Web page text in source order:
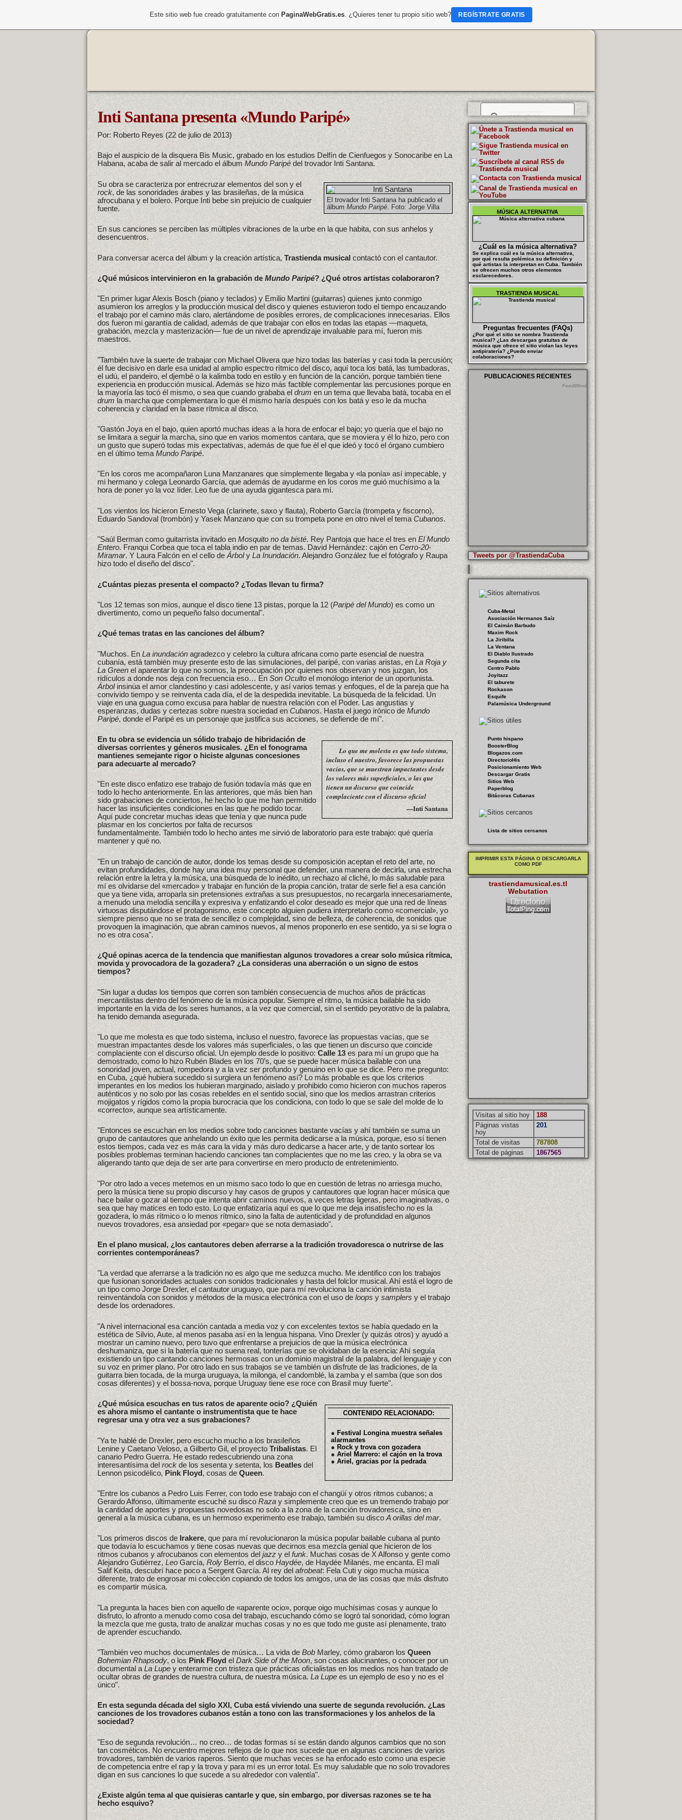
Inti Santana presenta «Mundo Paripé»
Por: Roberto Reyes (22 de julio de 2013)
Bajo el auspicio de la disquera Bis Music, grabado en los estudios Delfín de Cienfuegos y Sonocaribe en La
Habana, acaba de salir al mercado el álbumMundo Paripédel trovador Inti Santana.
El trovador Inti Santana ha publicado el
álbum Mundo Paripé . Foto: Jorge Villa
Su obra se caracteriza por entrecruzar elementos del son y el
rock, de las sonoridades árabes y las brasileñas, de la música
afrocubana y el bolero. Porque Inti bebe sin prejuicio de cualquier
fuente.
En sus canciones se perciben las múltiples vibraciones de la urbe en la que habita, con sus anhelos y
desencuentros.
Para conversar acerca del álbum y la creación artística,Trastienda musicalcontactó con el cantautor.
¿Qué músicos intervinieron en la grabación deMundo Paripé? ¿Qué otros artistas colaboraron?
"En primer lugar Alexis Bosch (piano y teclados) y Emilio Martini (guitarras) quienes junto conmigo
asumieron los arreglos y la producción musical del disco y quienes estuvieron todo el tiempo encauzando
el trabajo por el camino más claro, alertándome de posibles errores, de complicaciones innecesarias. Ellos
dos fueron mi garantía de calidad, además de que trabajar con ellos en todas las etapas —maqueta,
grabación, mezcla y masterización— fue de un nivel de aprendizaje invaluable para mí, fueron mis
maestros.
"También tuve la suerte de trabajar con Michael Olivera que hizo todas las baterías y casi toda la percusión;
él fue decisivo en darle esa unidad al amplio espectro rítmico del disco, aquí toca los batá, las tumbadoras,
el udú, el pandeiro, el djembé o la kalimba todo en estilo y en función de la canción, porque también tiene
experiencia en producción musical. Además se hizo más factible complementar las percusiones porque en
la mayoría las tocó él mismo, o sea que cuando grababa eldrumen un tema que llevaba batá, tocaba en el
drum la marcha que complementara lo que él mismo haría después con los batá y eso le da mucha
coherencia y claridad en la base rítmica al disco.
"Gastón Joya en el bajo, quien aportó muchas ideas a la hora de enfocar el bajo; yo quería que el bajo no
se limitara a seguir la marcha, sino que en varios momentos cantara, que se moviera y él lo hizo, pero con
un gusto que superó todas mis expectativas, además de que fue él el que ideó y tocó el órgano cumbiero
en el último temaMundo Paripé.
"En los coros me acompañaron Luna Manzanares que simplemente llegaba y «la ponía» así impecable, y
mi hermano y colega Leonardo García, que además de ayudarme en los coros me guió muchísimo a la
hora de poner yo la voz líder. Leo fue de una ayuda gigantesca para mí.
"Los vientos los hicieron Ernesto Vega (clarinete, saxo y flauta), Roberto García (trompeta y fiscorno),
Eduardo Sandoval (trombón) y Yasek Manzano que con su trompeta pone en otro nivel el temaCubanos.
"Saúl Berman como guitarrista invitado enMosquito no da bisté. Rey Pantoja que hace el tres enEl Mundo
Entero. Franqui Corbea que toca el tabla indio en par de temas. David Hernández: cajón enCerro-20-
Miramar. Y Laura Falcón en el cello deÁrbolyLa Inundación. Alejandro González fue el fotógrafo y Raupa
hizo todo el diseño del disco".
¿Cuántas piezas presenta el compacto? ¿Todas llevan tu firma?
"Los 12 temas son míos, aunque el disco tiene 13 pistas, porque la 12 (Paripé del Mundo) es como un
divertimento, como un pequeño falso documental".
¿Qué temas tratas en las canciones del álbum?
"Muchos. EnLa inundaciónagradezco y celebro la cultura africana como parte esencial de nuestra
cubanía, está también muy presente esto de las simulaciones, del paripé, con varias aristas, enLa Roja y
La Greenel aparentar lo que no somos, la preocupación por quienes nos observan y nos juzgan, los
ridículos a donde nos deja con frecuencia eso… EnSon Ocultoel monólogo interior de un oportunista.
Árbolinsinúa el amor clandestino y casi adolescente, y así varios temas y enfoques, el de la pareja que ha
convivido tiempo y se reinventa cada día, el de la despedida inevitable. La búsqueda de la felicidad. Un
viaje en una guagua como excusa para hablar de nuestra relación con el Poder. Las angustias y
esperanzas, dudas y certezas sobre nuestra sociedad enCubanos. Hasta el juego irónico deMundo
Paripé, donde el Paripé es un personaje que justifica sus acciones, se defiende de mí".
Lo que me molesta es que todo sistema,
incluso el nuestro, favorece las propuestas
vacías, que se muestran impactantes desde
los valores más superficiales, o las que
tienen un discurso que coincide
complaciente con el discurso oficial
—Inti Santana
En tu obra se evidencia un sólido trabajo de hibridación de
diversas corrientes y géneros musicales. ¿En el fonograma
mantienes semejante rigor o hiciste algunas concesiones
para adecuarte al mercado?
"En este disco enfatizo ese trabajo de fusión todavía más que en
todo lo hecho anteriormente. En las anteriores, que más bien han
sido grabaciones de conciertos, he hecho lo que me han permitido
hacer las insuficientes condiciones en las que he podido tocar.
Aquí pude concretar muchas ideas que tenía y que nunca pude
plasmar en los conciertos por falta de recursos
fundamentalmente. También todo lo hecho antes me sirvió de laboratorio para este trabajo: qué quería
mantener y qué no.
"En un trabajo de canción de autor, donde los temas desde su composición aceptan el reto del arte, no
evitan profundidades, donde hay una idea muy personal que defender, una manera de decirla, una estrecha
relación entre la letra y la música, una búsqueda de lo inédito, un rechazo al cliché, lo más saludable para
mí es olvidarse del «mercado» y trabajar en función de la propia canción, tratar de serle fiel a esa canción
que ya tiene vida, arroparla sin pretensiones extrañas a sus presupuestos, no recargarla innecesariamente,
a menudo una melodía sencilla y expresiva y enfatizando el color deseado es mejor que una red de líneas
virtuosas disputándose el protagonismo, este concepto alguien pudiera interpretarlo como «comercial», yo
siempre pienso que no se trata de sencillez o complejidad, sino de belleza, de coherencia, de sonidos que
provoquen la imaginación, que abran caminos nuevos, al menos proponerlo en ese sentido, ya si se logra o
no es otra cosa".
¿Qué opinas acerca de la tendencia que manifiestan algunos trovadores a crear solo música rítmica,
movida y provocadora de la gozadera? ¿La consideras una aberración o un signo de estos
tiempos?
"Sin lugar a dudas los tiempos que corren son también consecuencia de muchos años de prácticas
mercantilistas dentro del fenómeno de la música popular. Siempre el ritmo, la música bailable ha sido
importante en la vida de los seres humanos, a la vez que comercial, sin el sentido peyorativo de la palabra,
ha tenido demanda asegurada.
"Lo que me molesta es que todo sistema, incluso el nuestro, favorece las propuestas vacías, que se
muestran impactantes desde los valores más superficiales, o las que tienen un discurso que coincide
complaciente con el discurso oficial. Un ejemplo desde lo positivo:Calle 13es para mí un grupo que ha
demostrado, como lo hizo Rubén Blades en los 70’s, que se puede hacer música bailable con una
sonoridad joven, actual, rompedora y a la vez ser profundo y genuino en lo que se dice. Pero me pregunto:
en Cuba, ¿qué hubiera sucedido si surgiera un fenómeno así? Lo más probable es que los criterios
imperantes en los medios los hubieran marginado, aislado y prohibido como hicieron con muchos raperos
auténticos y no solo por las cosas rebeldes en el sentido social, sino que los medios arrastran criterios
mojigatos y rígidos como la propia burocracia que los condiciona, con todo lo que se sale del molde de lo
«correcto», aunque sea artísticamente.
"Entonces se escuchan en los medios sobre todo canciones bastante vacías y ahí también se suma un
grupo de cantautores que anhelando un éxito que les permita dedicarse a la música, porque, eso sí tienen
estos tiempos, cada vez es más cara la vida y más duro dedicarse a hacer arte, y de tanto sortear los
posibles problemas terminan haciendo canciones tan complacientes que no me las creo, y la obra se va
aligerando tanto que deja de ser arte para convertirse en mero producto de entretenimiento.
"Por otro lado a veces metemos en un mismo saco todo lo que en cuestión de letras no arriesga mucho,
pero la música tiene su propio discurso y hay casos de grupos y cantautores que logran hacer música que
hace bailar o gozar al tiempo que intenta abrir caminos nuevos, a veces letras ligeras, pero imaginativas, o
sea que hay matices en todo esto. Lo que enfatizaría aquí es que lo que me deja insatisfecho no es la
gozadera, lo más rítmico o lo menos rítmico, sino la falta de autenticidad y de profundidad en algunos
nuevos trovadores, esa ansiedad por «pegar» que se nota demasiado".
En el plano musical, ¿los cantautores deben aferrarse a la tradición trovadoresca o nutrirse de las
corrientes contemporáneas?
"La verdad que aferrarse a la tradición no es algo que me seduzca mucho. Me identifico con los trabajos
que fusionan sonoridades actuales con sonidos tradicionales y hasta del folclor musical. Ahí está el logro de
un tipo como Jorge Drexler, el cantautor uruguayo, que para mí revoluciona la canción intimista
reinventándola con sonidos y métodos de la música electrónica con el uso de loopsysamplersy el trabajo
desde los ordenadores.
"A nivel internacional esa canción cantada a media voz y con excelentes textos se había quedado en la
estética de Silvio, Aute, al menos pasaba así en la lengua hispana. Vino Drexler (y quizás otros) y ayudó a
mostrar un camino nuevo, pero tuvo que enfrentarse a prejuicios de que la música electrónica
deshumaniza, que si la batería que no suena real, tonterías que se olvidaban de la esencia: Ahí seguía
existiendo un tipo cantando canciones hermosas con un dominio magistral de la palabra, del lenguaje y con
su voz en primer plano. Por otro lado en sus trabajos se ve también un disfrute de las tradiciones, de la
guitarra bien tocada, de la murga uruguaya, la milonga, el candomblé, la zamba y el samba (que son dos
cosas diferentes) y el bossa-nova, porque Uruguay tiene ese roce con Brasil muy fuerte".
CONTENIDO RELACIONADO:
●Festival Longina muestra señales
alarmantes
● Rock y trova con gozadera
●Ariel Marrero: el cajón en la trova
●Ariel, gracias por la pedrada
¿Qué música escuchas en tus ratos de aparente ocio? ¿Quién
es ahora mismo el cantante o instrumentista que te hace
regresar una y otra vez a sus grabaciones?
"Ya te hablé de Drexler, pero escucho mucho a los brasileños
Lenine y Caetano Veloso, a Gilberto Gil, el proyectoTribalistas. El
canario Pedro Guerra. He estado redescubriendo una zona
interesantísima del rockde los sesenta y setenta, los Beatles del
Lennon psicodélico,Pink Floyd, cosas deQueen.
"Entre los cubanos a Pedro Luis Ferrer, con todo ese trabajo con el changüí y otros ritmos cubanos; a
Gerardo Alfonso, últimamente escuché su discoRazay simplemente creo que es un tremendo trabajo por
la cantidad de aportes y propuestas novedosas no solo a la zona de la canción trovadoresca, sino en
general a la música cubana, es un hermoso experimento ese trabajo, también su discoA orillas del mar.
"Los primeros discos deIrakere, que para mí revolucionaron la música popular bailable cubana al punto
que todavía lo escuchamos y tiene cosas nuevas que decirnos esa mezcla genial que hicieron de los
ritmos cubanos y afrocubanos con elementos deljazzy elfunk. Muchas cosas de X Alfonso y gente como
Alejandro Gutiérrez,LeoGarcía,RolyBerrío, el disco Haydée, de Haydée Milanés, me encanta. El malí
Salif Keita, descubrí hace poco a Sergent García. Al rey delafrobeat: Fela Cuti y oigo mucha música
diferente, trato de engrosar mi colección copiando de todos los amigos, una de las cosas que más disfruto
es compartir música.
"La pregunta la haces bien con aquello de «aparente ocio», porque oigo muchísimas cosas y aunque lo
disfruto, lo afronto a menudo como cosa del trabajo, escuchando cómo se logró tal sonoridad, cómo logran
la mezcla que me gusta, trato de analizar muchas cosas y no es que todo me guste así plenamente, trato
de aprender escuchando.
"También veo muchos documentales de música… La vida deBobMarley, cómo grabaron losQueen
Bohemian Rhapsody, o los Pink Floyd elDark Side of the Moon, son cosas alucinantes, o conocer por un
documental aLa Lupey enterarme con tristeza que prácticas oficialistas en los medios nos han tratado de
ocultar obras de grandes de nuestra cultura, de nuestra música.La Lupees un ejemplo de eso y no es el
único".
En esta segunda década del siglo XXI, Cuba está viviendo una suerte de segunda revolución. ¿Las
canciones de los trovadores cubanos están a tono con las transformaciones y los anhelos de la
sociedad?
"Eso de segunda revolución… no creo… de todas formas sí se están dando algunos cambios que no son
tan cosméticos. No encuentro mejores reflejos de lo que nos sucede que en algunas canciones de varios
trovadores, también de varios raperos. Siento que muchas veces se ha enfocado esto como una especie
de competencia entre el rap y la trova y para mí es un error total. Es muy saludable que no solo trovadores
digan en sus canciones lo que sucede a su alrededor con valentía".
¿Existe algún tema al que quisieras cantarle y que, sin embargo, por diversas razones se te ha
hecho esquivo?
MÚSICA ALTERNATIVA
¿Cuál es la música alternativa?
Se explica cuál es la música alternativa,
por qué resulta polémica su definición y
qué artistas la interpretan en Cuba. También
se ofrecen muchos otros elementos
esclarecedores.
TRASTIENDA MUSICAL
Preguntas frecuentes (FAQs)
¿Por qué el sitio se nombra Trastienda
musical? ¿Las descargas gratuitas de
música que ofrece el sitio violan las leyes
antipiratería? ¿Puedo enviar
colaboraciones?
PUBLICACIONES RECIENTES
FeedWind
Tweets por @TrastiendaCuba
Cuba-Metal
Asociación Hermanos Saíz
El Caimán Barbudo
Maxim Rock
La Jiribilla
La Ventana
El Diablo Ilustrado
Segunda cita
Centro Pablo
Joyitazz
El taburete
Rockason
Esquife
Palamúsica Underground
Punto hispano
BoosterBlog
Blogazos.com
DirectorioHis
Posicionamiento Web
Descargar Gratis
Sitios Web
Paperblog
Bitácoras Cubanas
Lista de sitios cercanos
IMPRIMIR ESTA PÁGINA O DESCARGARLA
COMO PDF
trastiendamusical.es.tl
Webutation
Visitas al sitio hoy
188
Páginas vistas
hoy
201
Total de visitas
787808
Total de páginas
1867565
Este sitio web fue creado gratuitamente con PaginaWebGratis.es. ¿Quieres tener tu propio sitio web? REGÍSTRATE GRATIS